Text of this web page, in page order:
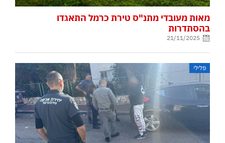
מאות מעובדי מתנ"ס טירת כרמל התאגדו
בהסתדרות
21/11/2025
פלילי